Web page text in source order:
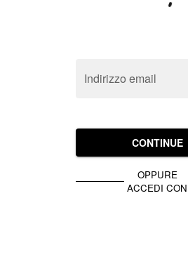
Indirizzo email
CONTINUE
OPPURE
ACCEDI CON